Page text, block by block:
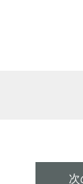
次